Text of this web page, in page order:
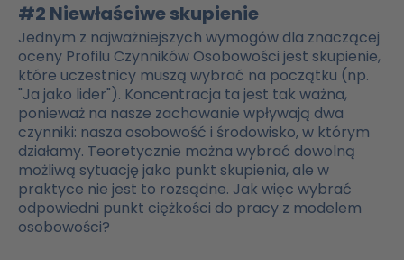
#2 Niewłaściwe skupienie
Jednym z najważniejszych wymogów dla znaczącej
oceny Profilu Czynników Osobowości jest skupienie,
które uczestnicy muszą wybrać na początku (np.
"Ja jako lider"). Koncentracja ta jest tak ważna,
ponieważ na nasze zachowanie wpływają dwa
czynniki: nasza osobowość i środowisko, w którym
działamy. Teoretycznie można wybrać dowolną
możliwą sytuację jako punkt skupienia, ale w
praktyce nie jest to rozsądne. Jak więc wybrać
odpowiedni punkt ciężkości do pracy z modelem
osobowości?